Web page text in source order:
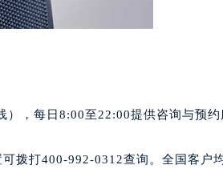
牌授权店）1层整层（需提前预约）
，每日8:00至22:00提供咨询与预约
拨打400-992-0312查询。全国客户